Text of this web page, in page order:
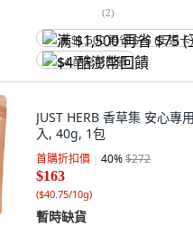
(2)
满 $1,500 再省 $75 (王道卡)
$4 酷澎幣回饋
JUST HERB 香草集 安心專
入, 40g, 1包
首購折扣價 40%$272
$163
($40.75/10g)
暫時缺貨